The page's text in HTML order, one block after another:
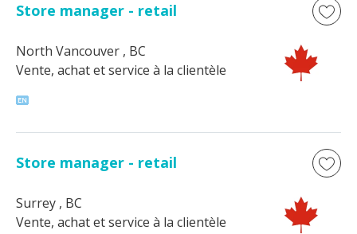
Store manager - retail
North Vancouver , BC
Vente, achat et service à la clientèle
Store manager - retail
Surrey , BC
Vente, achat et service à la clientèle